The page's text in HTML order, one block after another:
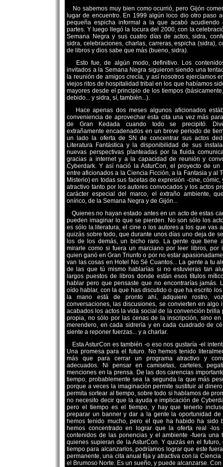
No sabemos muy bien como ocurrió, pero Gijón
lugar de encuentro. En 1999 algún loco dio otro paso
pequeña espicha informal a la que acabó acudiendo
partes. Y luego llegó la locura del 2000, con la
Semana Negra y sus cuatro días de actos, sidra,
sidra, celebraciones, charlas, carreras, espicha (sidra),
de libros y dios sabe que más (bueno, sidra).
Esto fue, de algún modo, definitivo. Los
invitados a la Semana Negra siguieron siendo una
la reunión de amigos crecía, y así nosotros ejercíamos
viejos ritos de hospitalidad tribal en los que habíamos
mayores desde el principio de los tiempos
debido... y sidra, sí, también...).
Hace apenas dos meses algunos aficionados
conveniencia de aprovechar esta cita una vez más
de Gran Kedada cuando todo se precipitó.
extrañamente encadenados en un breve periodo de
un lado la oferta de SN de concentrar sus actos
Literatura Fantástica y la disponibilidad de sus
nuevas perspectivas planteadas por la fluida
gracias a internet y a la capacidad de reunión y
Cyberdark. Y así nació la AsturCon, el proyecto de un
entre aficionados a la Ciencia Ficción, a la Fantasia y al
Misterio) en todas sus facetas de expresión -cine,
atractivo tanto por los autores convocados y los actos
carácter especial del marco, el extraño ambiente,
onírico, de la Semana Negra y de Gijón...
Quienes no hayan estado antes en un acto de estas
pueden imaginar lo que se pierden. No son sólo los
es sólo la literatura, el cine o los autores a los que vas
quizás sobre todo, que durante unos días uno deja de
los de los demás, un bicho raro. La gente que tiene
mirarle como si fuera un marciano por leer libros, por
quien ganó en Gran Triunfo o por no estar
van las cosas en Hotel No Sé Cuantos... La gente a tu
de las que tú mismo hablarías si no estuvieras tan
largos puestos de libros donde están esos títulos
hablar pero que pensaste que no encontrarías jamás.
oído hablar, con la que has discutido o que ha escrito
la mano está de pronto ahí, adquiere rostro,
conversaciones, las discusiones, se convierten en algo
acabados los actos la vida social de la convención brilla
propia, no sólo por las cenas de la inscripción, sino
merendero, en cada sidrería y en cada cuadrado de
siente a reponer fuerzas... y a charlar.
Esta AsturCon es también -o eso nos gustaría -el
Una promesa para el futuro. No hemos tenido
más que para cerrar un programa atractivo y
adecuados. Ni pensar en camisetas, carteles,
menciones en la prensa. De las dos carencias
tiempo, probablemente sea la segunda la que más
porque a veces la imaginación permite sustituir al
permita sortear al tiempo, sobre todo si hablamos de
no necesito decir que la ayuda e implicación de
pero el tiempo es el tiempo, y hay que tenerlo
preparar un banner y dar a la gente la oportunidad de
hemos tenido mucho, pero el que ha habido ha sido
hemos concentrado en lograr que la oferta real -los
contenidos de las ponencias y el ambiente -fuera una
quienes supieran de la AsturCon. Y quizás en el
tiempo para alcanzarlos, podríamos lograr que este
permanente, una cita anual fija y atractiva con la
el Brumoso Norte. Es un sueño, y puede alcanzarse.